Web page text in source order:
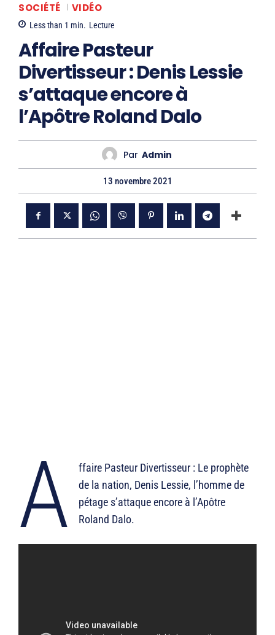
SOCIÉTÉ VIDÉO
Less than 1 min. Lecture
Affaire Pasteur
Divertisseur : Denis Lessie
s’attaque encore à
l’Apôtre Roland Dalo
Par Admin
13 novembre 2021
A
ffaire Pasteur Divertisseur : Le prophète
de la nation, Denis Lessie, l’homme de
pétage s’attaque encore à l’Apôtre
Roland Dalo.